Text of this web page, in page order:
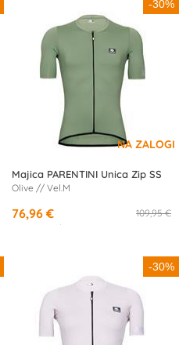
-30%
Majica PARENTINI Unica Zip SS
Olive // Vel.M
109,95 €
76,96 €
/mesec
-30%